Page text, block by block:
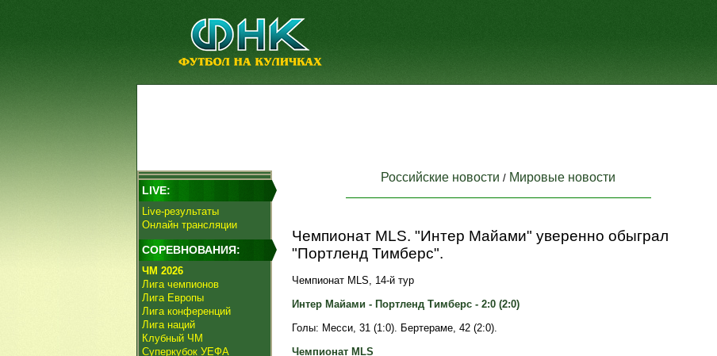
LIVE:
Live-результаты
Онлайн трансляции
СОРЕВНОВАНИЯ:
ЧМ 2026
Лига чемпионов
Лига Европы
Лига конференций
Лига наций
Клубный ЧМ
Суперкубок УЕФА
Российские новости / Мировые новости
Чемпионат MLS. "Интер Майами" уверенно обыграл
"Портленд Тимберс".
Чемпионат MLS, 14-й тур
Интер Майами - Портленд Тимберс - 2:0 (2:0)
Голы: Месси, 31 (1:0). Бертераме, 42 (2:0).
Чемпионат MLS